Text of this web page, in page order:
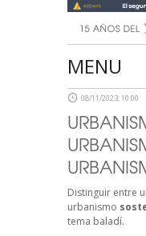
MENU
08/11/2023, 10:00
Distinguir entre
urbanismo
tema baladí.